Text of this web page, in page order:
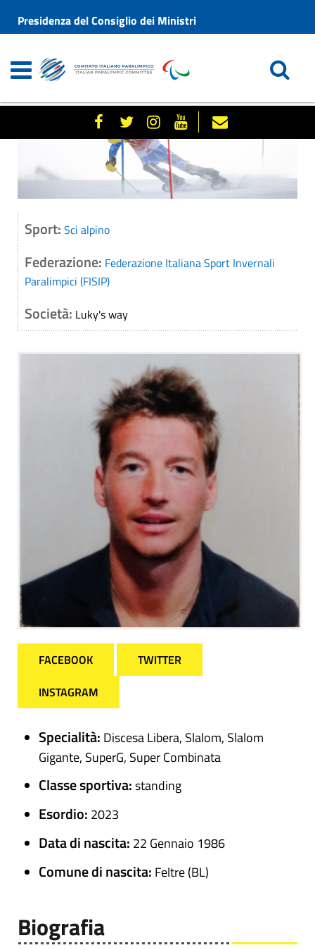
Presidenza del Consiglio dei Ministri
Sport: Sci alpino
Federazione: Federazione Italiana Sport Invernali
Paralimpici (FISIP)
Società: Luky's way
FACEBOOK
TWITTER
INSTAGRAM
Specialità: Discesa Libera, Slalom, Slalom
Gigante, SuperG, Super Combinata
Classe sportiva:standing
Esordio: 2023
Data di nascita: 22 Gennaio 1986
Comune di nascita: Feltre (BL)
Biografia